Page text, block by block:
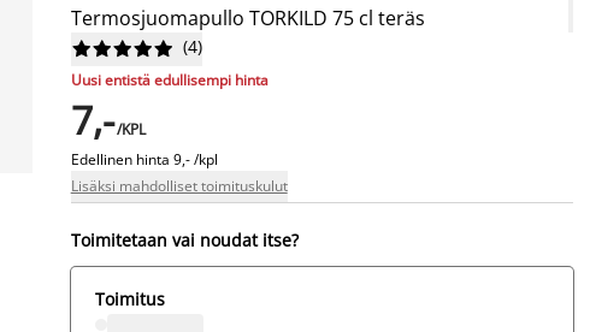
Termosjuomapullo TORKILD 75 cl teräs





 (4)
Uusi entistä edullisempi hinta
7,-/KPL
Edellinen hinta 9,- /kpl
Lisäksi mahdolliset toimituskulut
Toimitetaan vai noudat itse?
Toimitus